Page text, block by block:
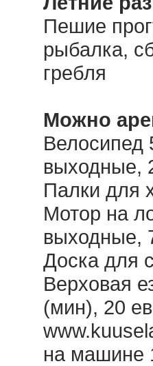
Пешие
рыбалка,
гребля
Можно
Велосипед
выходные,
Палки для
Мотор на
выходные,
Доска для
Верховая
(мин), 20
на машине